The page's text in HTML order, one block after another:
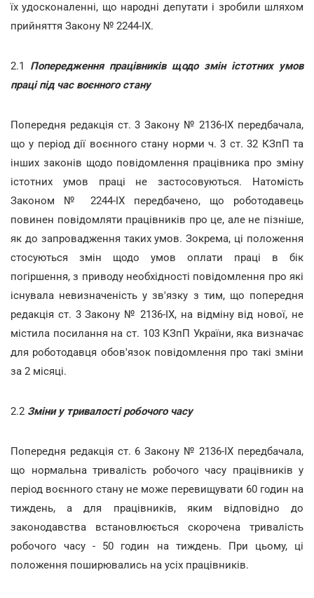
їх удосконаленні, що народні депутати і зробили шляхом
прийняття Закону № 2244-IX.
2.1 Попередження працівників щодо змін істотних умов
праці під час воєнного стану
Попередня редакція ст. 3 Закону № 2136-ІХ передбачала,
що у період дії воєнного стану норми ч. 3 ст. 32 КЗпП та
інших законів щодо повідомлення працівника про зміну
істотних умов праці не застосовуються. Натомість
Законом № 2244-IX передбачено, що роботодавець
повинен повідомляти працівників про це, але не пізніше,
як до запровадження таких умов. Зокрема, ці положення
стосуються змін щодо умов оплати праці в бік
погіршення, з приводу необхідності повідомлення про які
існувала невизначеність у зв'язку з тим, що попередня
редакція ст. 3 Закону № 2136-ІХ, на відміну від нової, не
містила посилання на ст. 103 КЗпП України, яка визначає
для роботодавця обов'язок повідомлення про такі зміни
за 2 місяці.
2.2 Зміни у тривалості робочого часу
Попередня редакція ст. 6 Закону № 2136-ІХ передбачала,
що нормальна тривалість робочого часу працівників у
період воєнного стану не може перевищувати 60 годин на
тиждень, а для працівників, яким відповідно до
законодавства встановлюється скорочена тривалість
робочого часу - 50 годин на тиждень. При цьому, ці
положення поширювались на усіх працівників.